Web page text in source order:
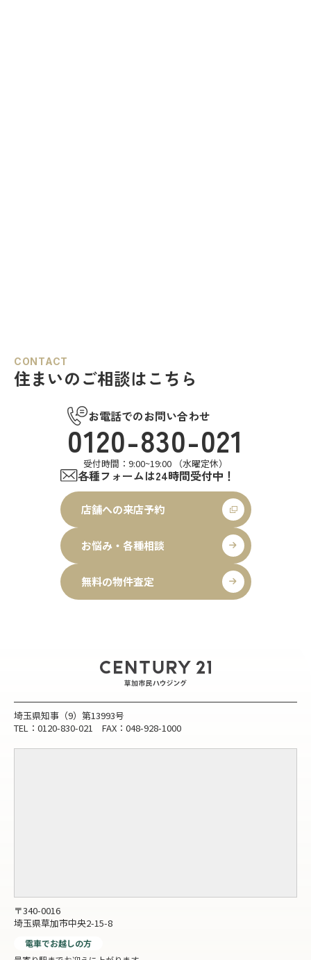
CONTACT
住まいのご相談はこちら
お電話でのお問い合わせ
0120-830-021
受付時間：9:00~19:00 （水曜定休）
各種フォームは24時間受付中！
店舗への来店予約
お悩み・各種相談
無料の物件査定
埼玉県知事（9）第13993号
TEL：0120-830-021 FAX：048-928-1000
〒340-0016
埼玉県草加市中央2-15-8
電車でお越しの方